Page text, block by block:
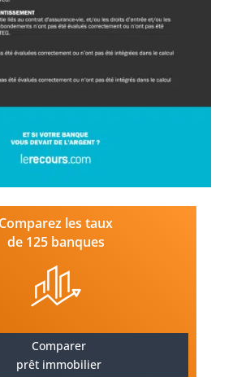
Comparez les taux
de 125 banques
Comparer
prêt immobilier